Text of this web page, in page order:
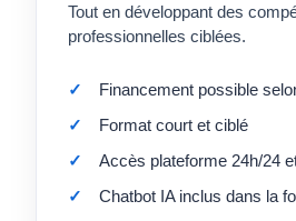
Tout en développant des
professionnelles ciblées.
Financement possible
Format court et ciblé
Accès plateforme 24h/24
Chatbot IA inclus dans la